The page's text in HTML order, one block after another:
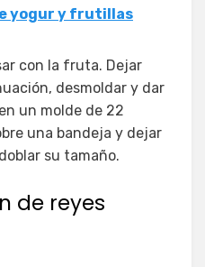
yogur y frutillas
con la fruta. Dejar
desmoldar y dar
un molde de 22
una bandeja y dejar
su tamaño.
de reyes